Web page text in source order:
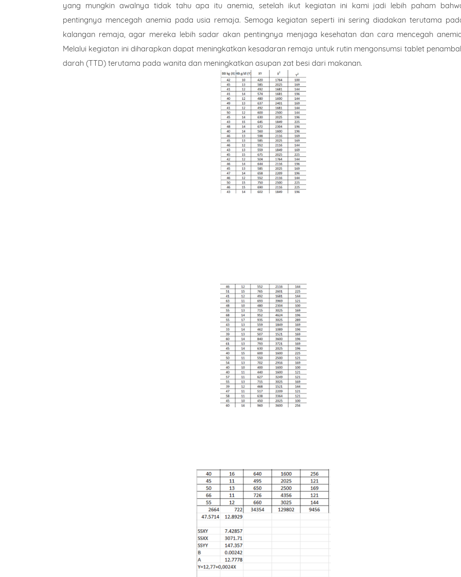
yang mungkin awalnya tidak tahu apa itu anemia, setelah ikut kegiatan ini kami jadi lebih paham
pentingnya mencegah anemia pada usia remaja. Semoga kegiatan seperti ini sering diadakan terutama
kalangan remaja, agar mereka lebih sadar akan pentingnya menjaga kesehatan dan cara mencegah
Melalui kegiatan ini diharapkan dapat meningkatkan kesadaran remaja untuk rutin mengonsumsi tablet
darah (TTD) terutama pada wanita dan meningkatkan asupan zat besi dari makanan.